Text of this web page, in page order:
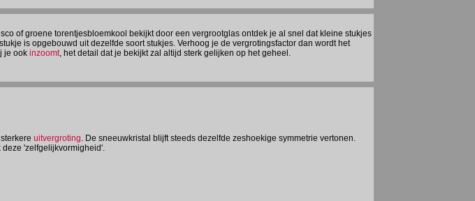
of groene torentjesbloemkool bekijkt door een vergrootglas ontdek je al snel dat kleine stukjes
is opgebouwd uit dezelfde soort stukjes. Verhoog je de vergrotingsfactor dan wordt het
je ook inzoomt, het detail dat je bekijkt zal altijd sterk gelijken op het geheel.
uitvergroting. De sneeuwkristal blijft steeds dezelfde zeshoekige symmetrie vertonen.
deze 'zelfgelijkvormigheid'.